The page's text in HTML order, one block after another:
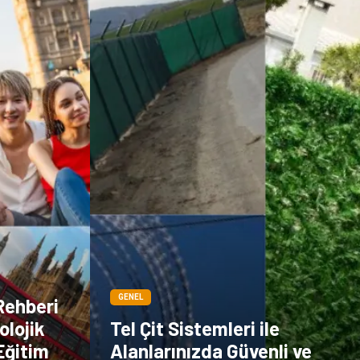
Sigorta Veteriner
kadınlar ve takı sağlık
Spor Malzemeleri
GENEL
Tel Çit Sistemleri ile
Alanlarınızda Güvenli ve